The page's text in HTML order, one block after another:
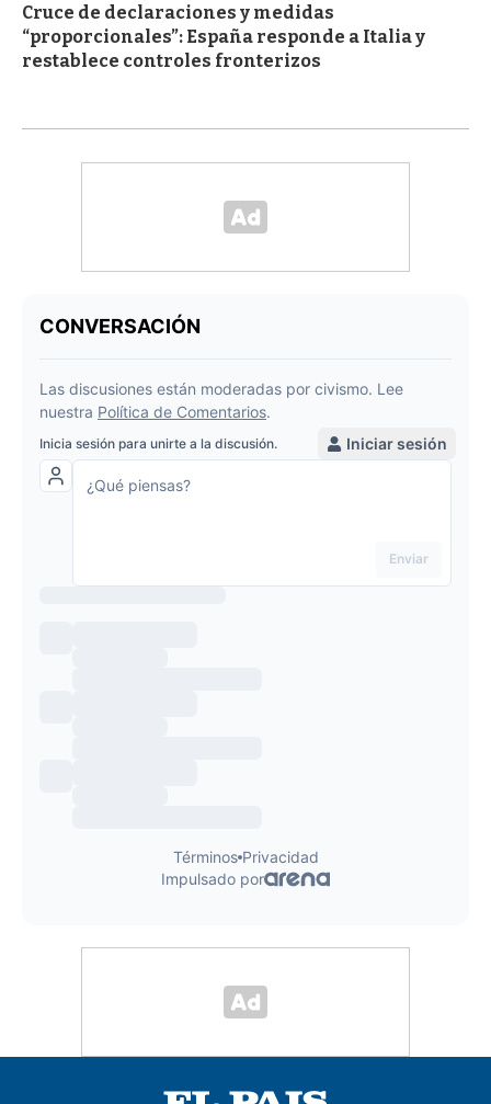
Cruce de declaraciones y medidas
“proporcionales”: España responde a Italia y
restablece controles fronterizos